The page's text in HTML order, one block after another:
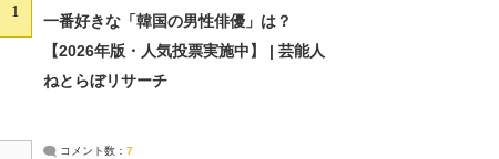
1
一番好きな「韓国の男性俳優」は？
【2026年版・人気投票実施中】 | 芸能人
ねとらぼリサーチ
コメント数： 7